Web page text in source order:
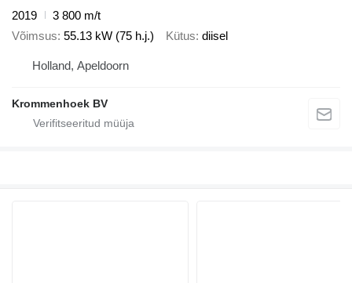
2019
3 800 m/t
Võimsus 55.13 kW (75 h.j.) Kütus diisel
Holland, Apeldoorn
Krommenhoek BV